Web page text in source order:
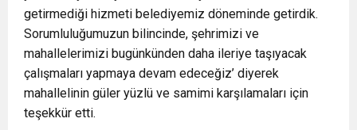
getirmediği hizmeti belediyemiz döneminde getirdik.
Sorumluluğumuzun bilincinde, şehrimizi ve
mahallelerimizi bugünkünden daha ileriye taşıyacak
çalışmaları yapmaya devam edeceğiz’ diyerek
mahallelinin güler yüzlü ve samimi karşılamaları için
teşekkür etti.